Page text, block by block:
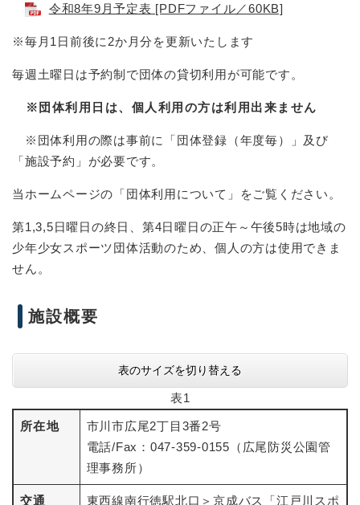
令和8年9月予定表 [PDFファイル／60KB]
※毎月1日前後に2か月分を更新いたします
毎週土曜日は予約制で団体の貸切利用が可能です。
※団体利用日は、個人利用の方は利用出来ません
※団体利用の際は事前に「団体登録（年度毎）」及び
「施設予約」が必要です。
当ホームページの「団体利用について」をご覧ください。
第1,3,5日曜日の終日、第4日曜日の正午～午後5時は地域の
少年少女スポーツ団体活動のため、個人の方は使用できま
せん。
施設概要
表のサイズを切り替える
表1
所在地
市川市広尾2丁目3番2号
電話/Fax：047-359-0155（広尾防災公園管
理事務所）
交通
東西線南行徳駅北口＞京成バス「江戸川スポ